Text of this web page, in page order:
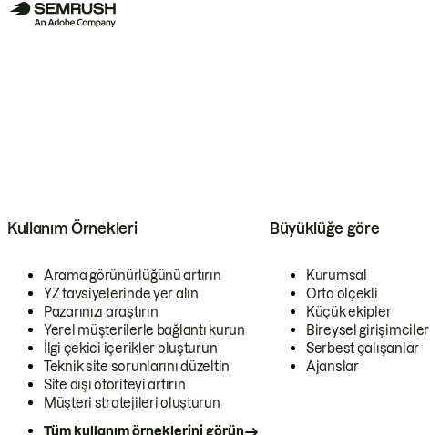
Kullanım Örnekleri
Arama görünürlüğünü artırın
YZ tavsiyelerinde yer alın
Pazarınızı araştırın
Yerel müşterilerle bağlantı kurun
İlgi çekici içerikler oluşturun
Teknik site sorunlarını düzeltin
Site dışı otoriteyi artırın
Müşteri stratejileri oluşturun
Tüm kullanım örneklerini görün
Büyüklüğe göre
Kurumsal
Orta ölçekli
Küçük ekipler
Bireysel girişimciler
Serbest çalışanlar
Ajanslar